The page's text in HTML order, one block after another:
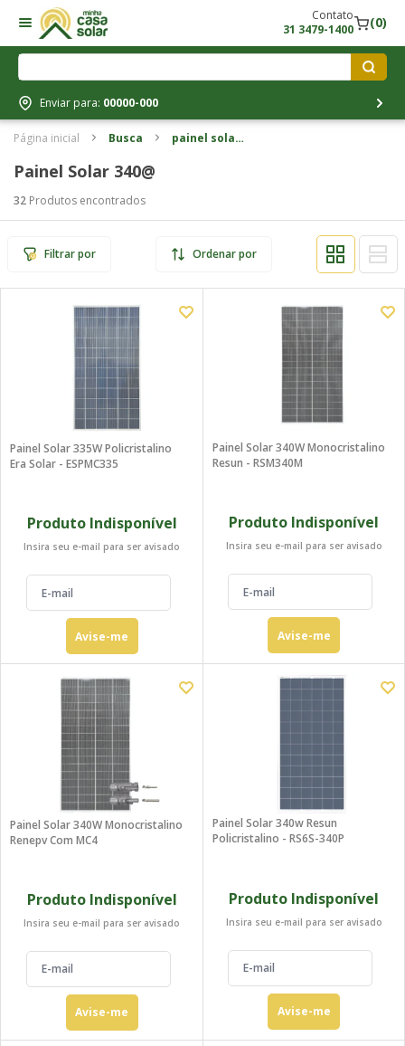
Contato
31 3479-1400
(0)
Enviar para: 00000-000
Página inicial Busca
painel solar
Painel Solar 340@
32 Produtos encontrados
Filtrar por Ordenar por
Painel Solar 335W Policristalino
Era Solar - ESPMC335
Produto Indisponível
Insira seu e-mail para ser avisado
Avise-me
Painel Solar 340W Monocristalino
Resun - RSM340M
Produto Indisponível
Insira seu e-mail para ser avisado
Avise-me
Painel Solar 340W Monocristalino
Renepv Com MC4
Produto Indisponível
Insira seu e-mail para ser avisado
Avise-me
Painel Solar 340w Resun
Policristalino - RS6S-340P
Produto Indisponível
Insira seu e-mail para ser avisado
Avise-me